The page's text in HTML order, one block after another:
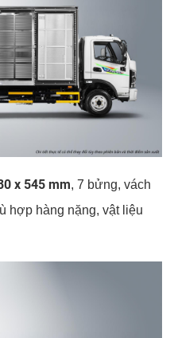
x 545 mm, 7 bửng, vách
hợp hàng nặng, vật liệu